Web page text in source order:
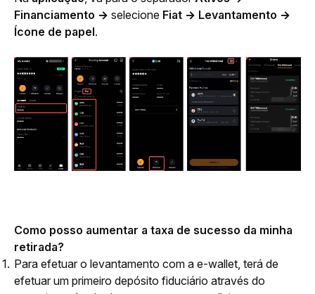
Financiamento → selecione Fiat → Levantamento →
Ícone de papel.
Como posso aumentar a taxa de sucesso da minha
retirada?
Para efetuar o levantamento com a e-wallet, terá de
efetuar um primeiro depósito fiduciário através do